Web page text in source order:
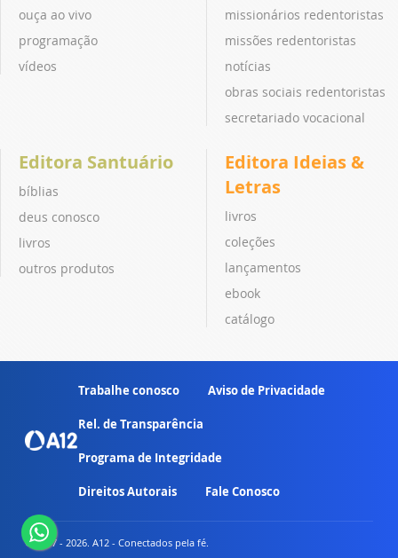
ouça ao vivo
programação
vídeos
missionários redentoristas
missões redentoristas
notícias
obras sociais redentoristas
secretariado vocacional
Editora Santuário
bíblias
deus conosco
livros
outros produtos
Editora Ideias &
Letras
livros
coleções
lançamentos
ebook
catálogo
Trabalhe conosco Aviso de Privacidade
Rel. de Transparência
Programa de Integridade
Direitos Autorais Fale Conosco
© 2007 - 2026. A12 - Conectados pela fé.